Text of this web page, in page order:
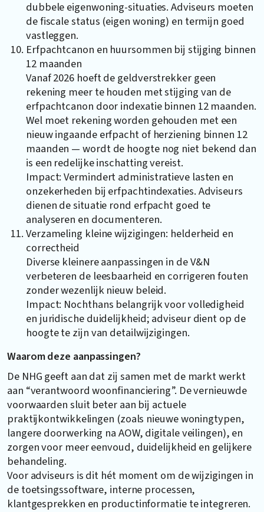
dubbele eigenwoning-situaties. Adviseurs moeten
de fiscale status (eigen woning) en termijn goed
vastleggen.
Erfpachtcanon en huursommen bij stijging binnen
12 maanden
Vanaf 2026 hoeft de geldverstrekker geen
rekening meer te houden met stijging van de
erfpachtcanon door indexatie binnen 12 maanden.
Wel moet rekening worden gehouden met een
nieuw ingaande erfpacht of herziening binnen 12
maanden — wordt de hoogte nog niet bekend dan
is een redelijke inschatting vereist.
Impact: Vermindert administratieve lasten en
onzekerheden bij erfpachtindexaties. Adviseurs
dienen de situatie rond erfpacht goed te
analyseren en documenteren.
Verzameling kleine wijzigingen: helderheid en
correctheid
Diverse kleinere aanpassingen in de V&N
verbeteren de leesbaarheid en corrigeren fouten
zonder wezenlijk nieuw beleid.
Impact: Nochthans belangrijk voor volledigheid
en juridische duidelijkheid; adviseur dient op de
hoogte te zijn van detailwijzigingen.
Waarom deze aanpassingen?
De NHG geeft aan dat zij samen met de markt werkt
aan “verantwoord woonfinanciering”. De vernieuwde
voorwaarden sluit beter aan bij actuele
praktijkontwikkelingen (zoals nieuwe woningtypen,
langere doorwerking na AOW, digitale veilingen), en
zorgen voor meer eenvoud, duidelijkheid en gelijkere
behandeling.
Voor adviseurs is dit hét moment om de wijzigingen in
de toetsingssoftware, interne processen,
klantgesprekken en productinformatie te integreren.